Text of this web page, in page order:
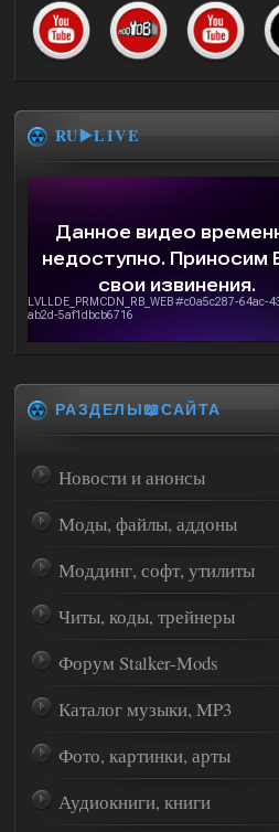
RU▶️LIVE
РАЗДЕЛЫ📖САЙТА
Новости и анонсы
Моды, файлы, аддоны
Моддинг, софт, утилиты
Читы, коды, трейнеры
Форум Stalker-Mods
Каталог музыки, MP3
Фото, картинки, арты
Аудиокниги, книги